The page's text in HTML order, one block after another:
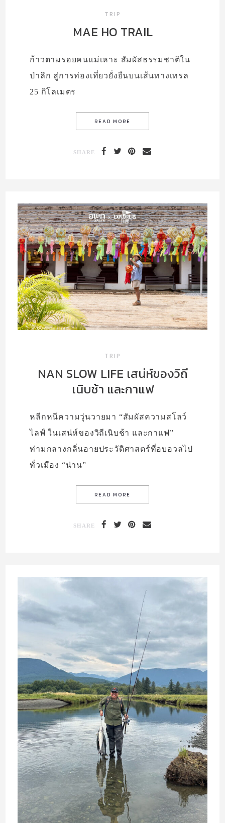
TRIP
MAE HO TRAIL
ก้าวตามรอยคนแม่เหาะ สัมผัสธรรมชาติใน
ป่าลึก สู่การท่องเที่ยวยั่งยืนบนเส้นทางเทรล
25 กิโลเมตร
SHARE
TRIP
NAN SLOW LIFE เสน่ห์ของวิถี
เนิบช้า และกาแฟ
หลีกหนีความวุ่นวายมา “สัมผัสความสโลว์
ไลฟ์ ในเสน่ห์ของวิถีเนิบช้า และกาแฟ”
ท่ามกลางกลิ่นอายประวัติศาสตร์ที่อบอวลไป
ทั่วเมือง “น่าน”
SHARE